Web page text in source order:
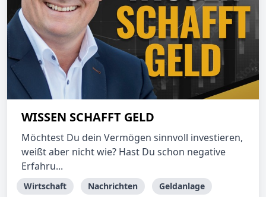
WISSEN SCHAFFT GELD
Möchtest Du dein Vermögen sinnvoll investieren,
weißt aber nicht wie? Hast Du schon negative
Erfahru...
Wirtschaft Nachrichten
Geldanlage